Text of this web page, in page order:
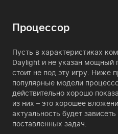
Процессор
Пусть в характеристиках
Daylight и не указан мощный
стоит не под эту игру. Ниже
популярные модели
действительно хорошо
из них – это хорошее
актуальность будет
поставленных задач.